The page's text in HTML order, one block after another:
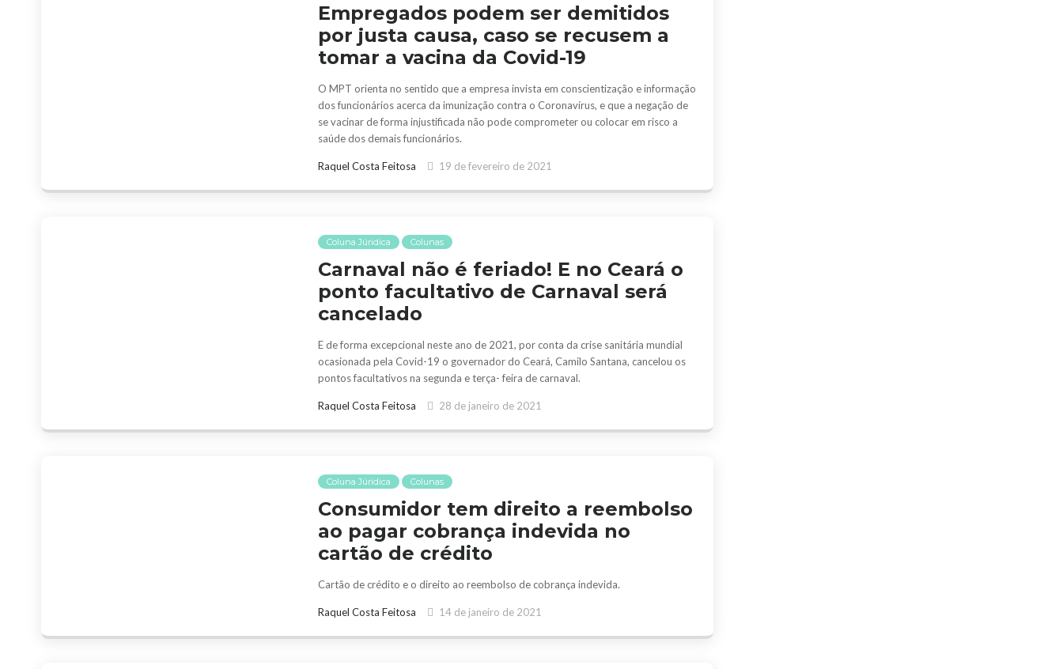
Empregados podem ser demitidos
por justa causa, caso se recusem a
tomar a vacina da Covid-19
O MPT orienta no sentido que a empresa invista em conscientização e informação
dos funcionários acerca da imunização contra o Coronavírus, e que a negação de
se vacinar de forma injustificada não pode comprometer ou colocar em risco a
saúde dos demais funcionários.
Raquel Costa Feitosa 19 de fevereiro de 2021
Coluna Júridica Colunas
Carnaval não é feriado! E no Ceará o
ponto facultativo de Carnaval será
cancelado
E de forma excepcional neste ano de 2021, por conta da crise sanitária mundial
ocasionada pela Covid-19 o governador do Ceará, Camilo Santana, cancelou os
pontos facultativos na segunda e terça- feira de carnaval.
Raquel Costa Feitosa 28 de janeiro de 2021
Coluna Júridica Colunas
Consumidor tem direito a reembolso
ao pagar cobrança indevida no
cartão de crédito
Cartão de crédito e o direito ao reembolso de cobrança indevida.
Raquel Costa Feitosa 14 de janeiro de 2021